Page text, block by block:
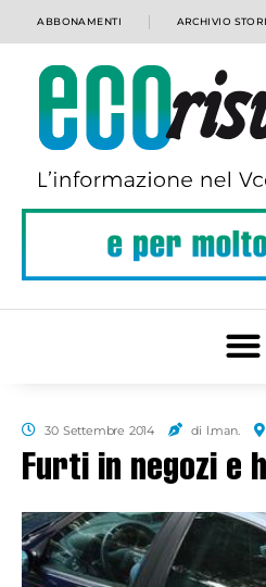
ABBONAMENTI ARCHIVIO
30 Settembre 2014 di l.man.
Furti in negozi e